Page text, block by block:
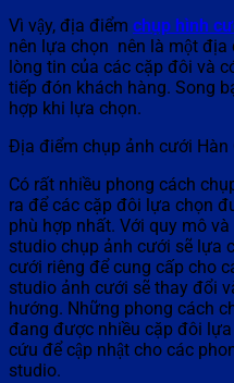
Vì vậy, địa điểm chụp hình
nên lựa chọn nên là một
lòng tin của các cặp đôi và
tiếp đón khách hàng. Song
hợp khi lựa chọn.
Địa điểm chụp ảnh cưới Hàn
Có rất nhiều phong cách
ra để các cặp đôi lựa chọn
phù hợp nhất. Với quy mô
studio chụp ảnh cưới sẽ lựa
cưới riêng để cung cấp cho
studio ảnh cưới sẽ thay đổi
hướng. Những phong cách
đang được nhiều cặp đôi
cứu để cập nhật cho các
studio.